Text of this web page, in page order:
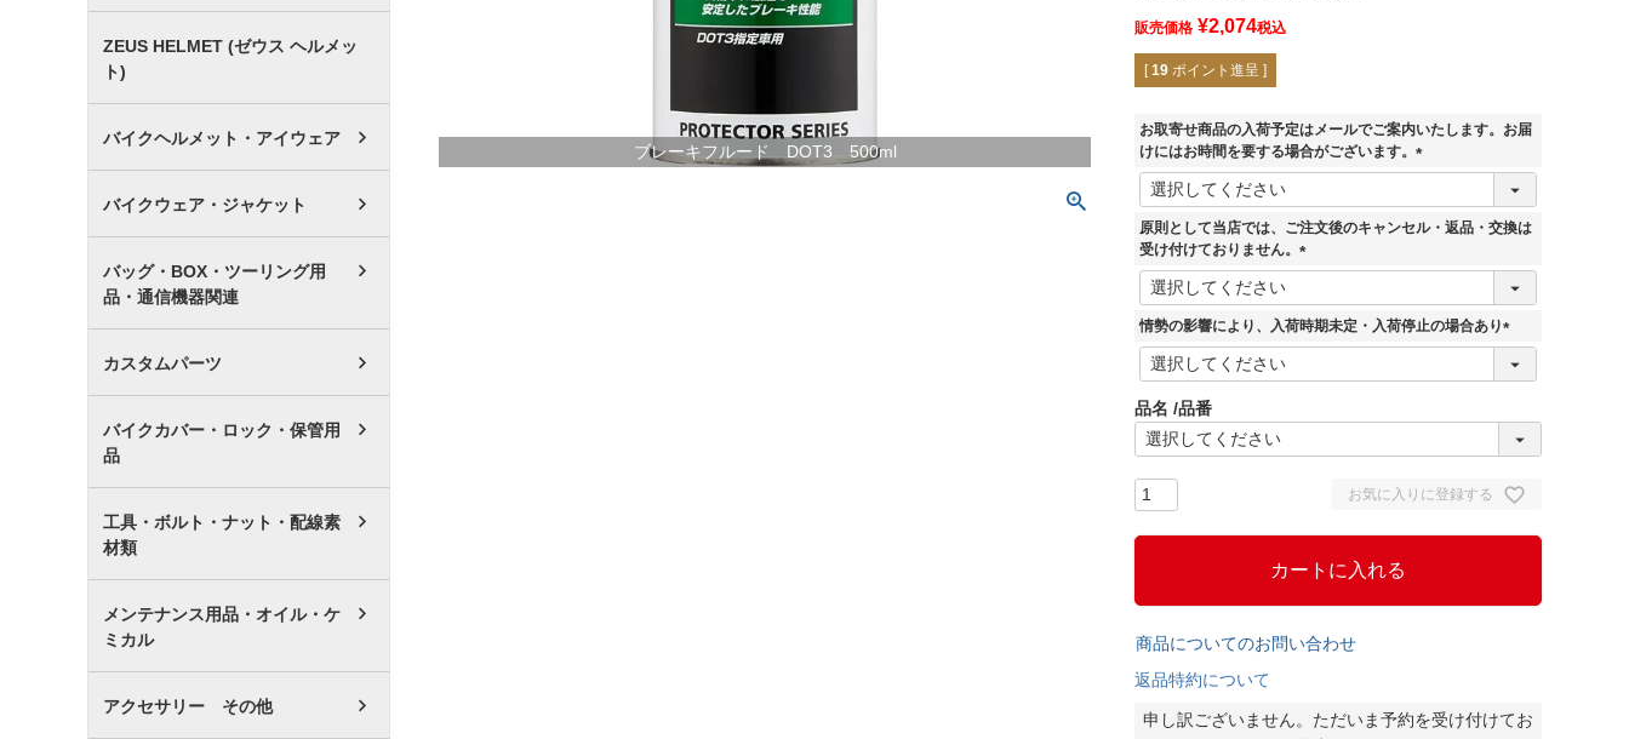
ZEUS HELMET (ゼウス ヘルメッ
ト)
バイクヘルメット・アイウェア
バイクウェア・ジャケット
バッグ・BOX・ツーリング用
品・通信機器関連
カスタムパーツ
バイクカバー・ロック・保管用
品
工具・ボルト・ナット・配線素
材類
メンテナンス用品・オイル・ケ
ミカル
アクセサリー その他
ブレーキフルード DOT3 500ml
販売価格 ¥2,074税込
[ 19 ポイント進呈 ]
お取寄せ商品の入荷予定はメールでご案内いたします。お届
けにはお時間を要する場合がございます。
(
須
原則として当店では、ご注文後のキャンセル・返品・交換は
受け付けておりません。
(
須
情勢の影響により、入荷時期未定・入荷停止の場合あり
(
)
品名 品番
お気に入りに登録する
カートに入れる
商品についてのお問い合わせ
返品特約について
申し訳ございません。ただいま予約を受け付けてお